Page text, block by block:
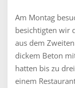
Am Montag
besichtigten wir
aus dem
dickem Beton
hatten bis zu
einem